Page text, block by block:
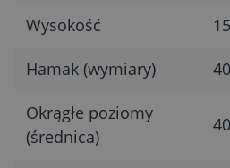
Wysokość
Hamak (wymiary)
Okrągłe poziomy
(średnica)